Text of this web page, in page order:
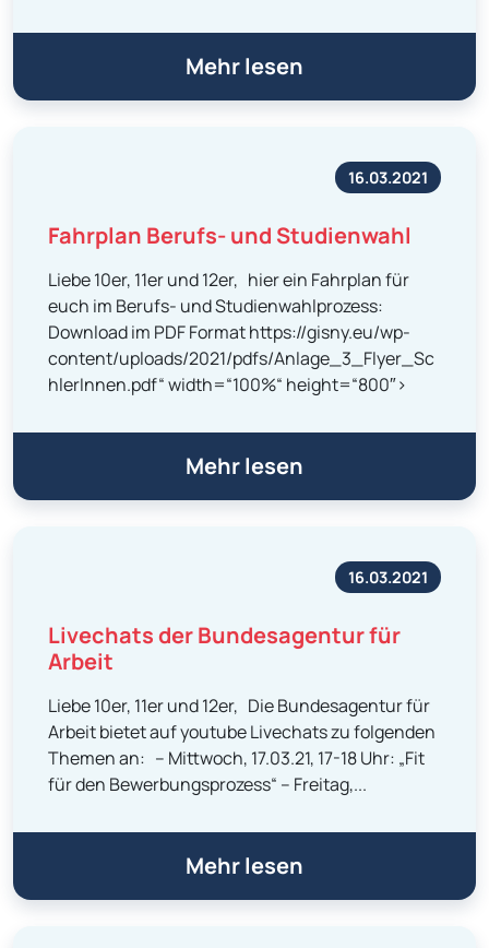
Mehr lesen
16.03.2021
Fahrplan Berufs- und Studienwahl
Liebe 10er, 11er und 12er, hier ein Fahrplan für
euch im Berufs- und Studienwahlprozess:
Download im PDF Format https://gisny.eu/wp-
content/uploads/2021/pdfs/Anlage_3_Flyer_Sc
hlerInnen.pdf“ width=“100%“ height=“800″>
Mehr lesen
16.03.2021
Livechats der Bundesagentur für
Arbeit
Liebe 10er, 11er und 12er, Die Bundesagentur für
Arbeit bietet auf youtube Livechats zu folgenden
Themen an: – Mittwoch, 17.03.21, 17-18 Uhr: „Fit
für den Bewerbungsprozess“ – Freitag,...
Mehr lesen